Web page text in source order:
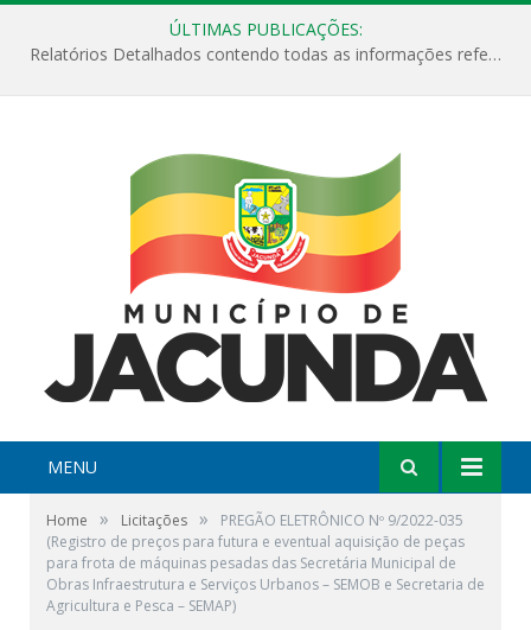
ÚLTIMAS PUBLICAÇÕES:
Relatórios Detalhados contendo todas as informações referentes a execução de recursos destinados ao fomento de projetos culturais no Município de Jacundá entre os anos de 2022 ao presente ano de 2026.
MENU
Home » Licitações »
PREGÃO ELETRÔNICO Nº 9/2022-035
(Registro de preços para futura e eventual aquisição de peças
para frota de máquinas pesadas das Secretária Municipal de
Obras Infraestrutura e Serviços Urbanos – SEMOB e Secretaria de
Agricultura e Pesca – SEMAP)